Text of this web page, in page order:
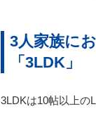
3人家族に
「3LDK」
3LDKは10帖以上の